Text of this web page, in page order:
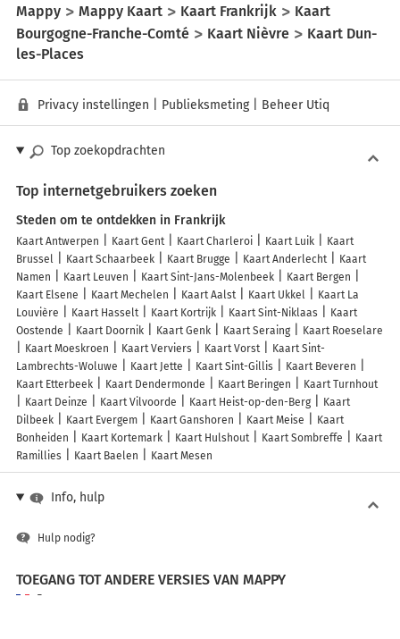
Mappy Mappy Kaart Kaart Frankrijk
Kaart
Bourgogne-Franche-Comté
Kaart Nièvre
Kaart Dun-
les-Places
Privacy instellingen Publieksmeting| Beheer Utiq
Top zoekopdrachten
Top internetgebruikers zoeken
Steden om te ontdekken in Frankrijk
Kaart Antwerpen Kaart Gent Kaart Charleroi Kaart Luik
Kaart
Brussel
Kaart Schaarbeek Kaart Brugge Kaart Anderlecht
Kaart
Namen
Kaart Leuven Kaart Sint-Jans-Molenbeek
Kaart Bergen
Kaart Elsene
Kaart Mechelen Kaart Aalst Kaart Ukkel
Kaart La
Louvière
Kaart Hasselt Kaart Kortrijk Kaart Sint-Niklaas
Kaart
Oostende
Kaart Doornik Kaart Genk Kaart Seraing
Kaart Roeselare
Kaart Moeskroen
Kaart Verviers Kaart Vorst
Kaart Sint-
Lambrechts-Woluwe
Kaart Jette Kaart Sint-Gillis
Kaart Beveren
Kaart Etterbeek
Kaart Dendermonde Kaart Beringen
Kaart Turnhout
Kaart Deinze
Kaart Vilvoorde Kaart Heist-op-den-Berg
Kaart
Dilbeek
Kaart Evergem Kaart Ganshoren Kaart Meise
Kaart
Bonheiden
Kaart Kortemark Kaart Hulshout Kaart Sombreffe
Kaart
Ramillies
Kaart Baelen Kaart Mesen
Info, hulp
Hulp nodig?
TOEGANG TOT ANDERE VERSIES VAN MAPPY
France